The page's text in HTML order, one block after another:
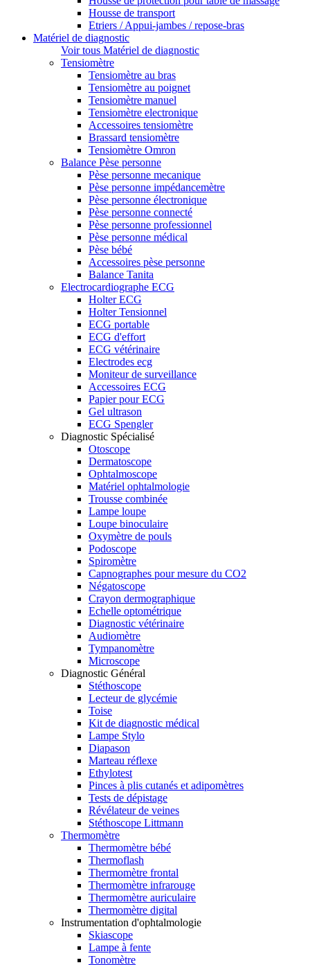
Housse de transport
Etriers / Appui-jambes / repose-bras
Matériel de diagnostic
Voir tous Matériel de diagnostic
Tensiomètre
Tensiomètre au bras
Tensiomètre au poignet
Tensiomètre manuel
Tensiomètre electronique
Accessoires tensiomètre
Brassard tensiomètre
Tensiomètre Omron
Balance Pèse personne
Pèse personne mecanique
Pèse personne impédancemètre
Pèse personne électronique
Pèse personne connecté
Pèse personne professionnel
Pèse personne médical
Pèse bébé
Accessoires pèse personne
Balance Tanita
Electrocardiographe ECG
Holter ECG
Holter Tensionnel
ECG portable
ECG d'effort
ECG vétérinaire
Electrodes ecg
Moniteur de surveillance
Accessoires ECG
Papier pour ECG
Gel ultrason
ECG Spengler
Diagnostic Spécialisé
Otoscope
Dermatoscope
Ophtalmoscope
Matériel ophtalmologie
Trousse combinée
Lampe loupe
Loupe binoculaire
Oxymètre de pouls
Podoscope
Spiromètre
Capnographes pour mesure du CO2
Négatoscope
Crayon dermographique
Echelle optométrique
Diagnostic vétérinaire
Audiomètre
Tympanomètre
Microscope
Diagnostic Général
Stéthoscope
Lecteur de glycémie
Toise
Kit de diagnostic médical
Lampe Stylo
Diapason
Marteau réflexe
Ethylotest
Pinces à plis cutanés et adipomètres
Tests de dépistage
Révélateur de veines
Stéthoscope Littmann
Thermomètre
Thermomètre bébé
Thermoflash
Thermomètre frontal
Thermomètre infrarouge
Thermomètre auriculaire
Thermomètre digital
Instrumentation d'ophtalmologie
Skiascope
Lampe à fente
Tonomètre